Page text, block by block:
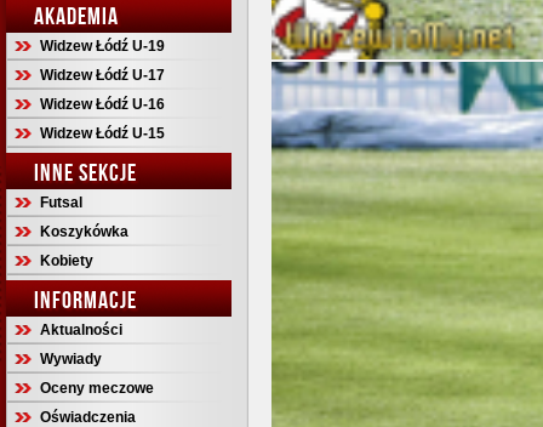
AKADEMIA
Widzew Łódź U-19
Widzew Łódź U-17
Widzew Łódź U-16
Widzew Łódź U-15
INNE SEKCJE
Futsal
Koszykówka
Kobiety
INFORMACJE
Aktualności
Wywiady
Oceny meczowe
Oświadczenia